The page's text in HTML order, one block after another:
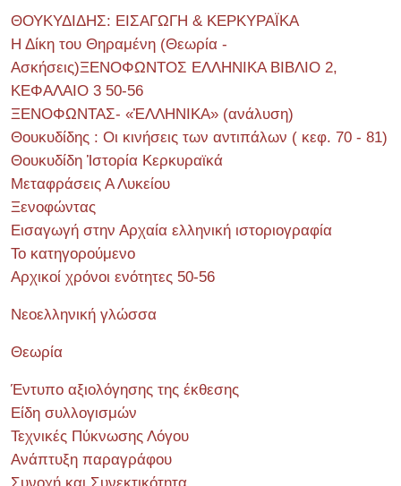
ΘΟΥΚΥΔΙΔΗΣ: ΕΙΣΑΓΩΓΗ & ΚΕΡΚΥΡΑΪΚΑ
Η Δίκη του Θηραμένη (Θεωρία -
Ασκήσεις)ΞΕΝΟΦΩΝΤΟΣ ΕΛΛΗΝΙΚΑ ΒΙΒΛΙΟ 2,
ΚΕΦΑΛΑΙΟ 3 50-56
ΞΕΝΟΦΩΝΤΑΣ- «ἙΛΛΗΝΙΚΑ» (ανάλυση)
Θουκυδίδης : Οι κινήσεις των αντιπάλων ( κεφ. 70 - 81)
Θουκυδίδη Ἱστορία Κερκυραϊκά
Μεταφράσεις Α Λυκείου
Ξενοφώντας
Εισαγωγή στην Αρχαία ελληνική ιστοριογραφία
Το κατηγορούμενο
Αρχικοί χρόνοι ενότητες 50-56
Νεοελληνική γλώσσα
Θεωρία
Έντυπο αξιολόγησης της έκθεσης
Είδη συλλογισμών
Τεχνικές Πύκνωσης Λόγου
Ανάπτυξη παραγράφου